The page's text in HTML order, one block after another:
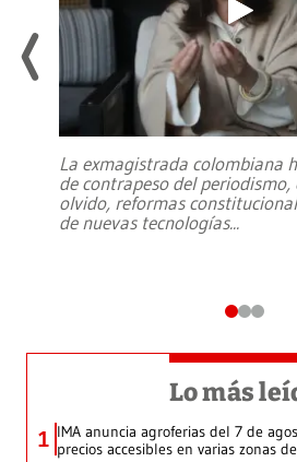
La exmagistrada colombiana
de contrapeso del periodismo,
olvido, reformas
de nuevas tecnologías...
Lo más
1 IMA anuncia agroferias del 7 de
precios accesibles en varias zonas